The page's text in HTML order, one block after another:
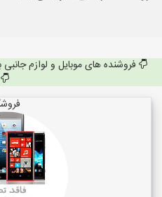
فروشنده های موبایل و لوازم